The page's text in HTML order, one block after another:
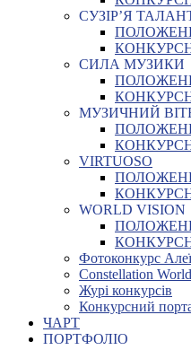
СУЗІР’Я
СИЛА МУЗИКИ
МУЗИЧНИЙ
VIRTUOSO
WORLD VISION
Фотоконкурс
Constellation
Журі конкурсів
Конкурсний
ЧАРТ
ПОРТФОЛІО